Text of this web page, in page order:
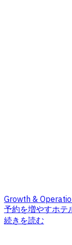
Growth &
予約を増やすホテ
続きを読む